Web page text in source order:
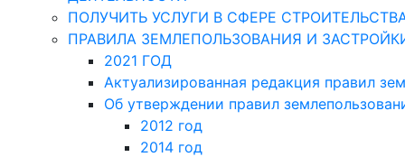
ПОЛУЧИТЬ УСЛУГИ В СФЕРЕ
ПРАВИЛА ЗЕМЛЕПОЛЬЗОВАНИЯ И
2021 ГОД
Актуализированная редакция правил
Об утверждении правил
2012 год
2014 год